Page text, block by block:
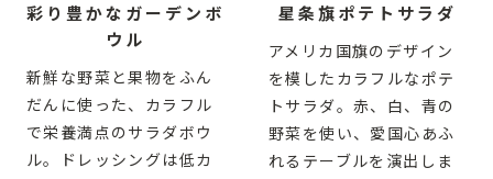
彩り豊かなガーデンボ
ウル
新鮮な野菜と果物をふん
だんに使った、カラフル
で栄養満点のサラダボウ
ル。ドレッシングは低カ
星条旗ポテトサラダ
アメリカ国旗のデザイン
を模したカラフルなポテ
トサラダ。赤、白、青の
野菜を使い、愛国心あふ
れるテーブルを演出しま